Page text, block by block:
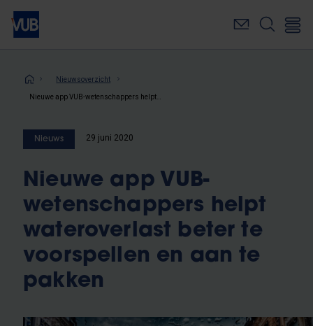
Overslaan
naar
inhoudKruimelpad
Nieuwsoverzicht
Nieuws 29 juni 2020
Nieuwe app VUB-
wetenschappers helpt
wateroverlast beter te
voorspellen en aan te
pakken